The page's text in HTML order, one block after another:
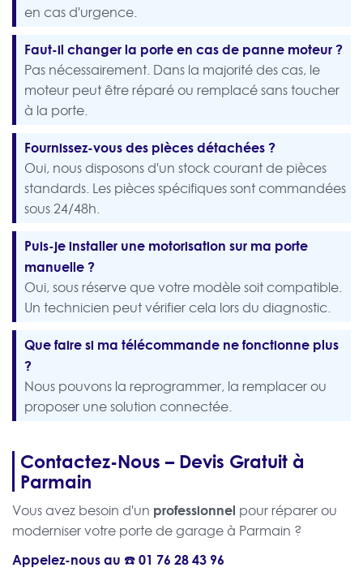
en cas d'urgence.
Faut-il changer la porte en cas de panne moteur ?
Pas nécessairement. Dans la majorité des cas, le
moteur peut être réparé ou remplacé sans toucher
à la porte.
Fournissez-vous des pièces détachées ?
Oui, nous disposons d'un stock courant de pièces
standards. Les pièces spécifiques sont commandées
sous 24/48h.
Puis-je installer une motorisation sur ma porte
manuelle ?
Oui, sous réserve que votre modèle soit compatible.
Un technicien peut vérifier cela lors du diagnostic.
Que faire si ma télécommande ne fonctionne plus
?
Nous pouvons la reprogrammer, la remplacer ou
proposer une solution connectée.
Contactez-Nous – Devis Gratuit à
Parmain
Vous avez besoin d'un professionnel pour réparer ou
moderniser votre porte de garage à Parmain ?
Appelez-nous au ☎️01 76 28 43 96